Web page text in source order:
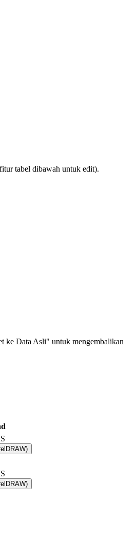
tabel dibawah untuk edit).
ke Data Asli" untuk mengembalikan